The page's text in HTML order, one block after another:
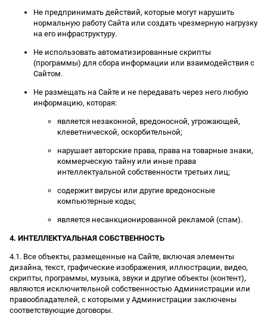
Не предпринимать действий, которые могут нарушить
нормальную работу Сайта или создать чрезмерную нагрузку
на его инфраструктуру.
Не использовать автоматизированные скрипты
(программы) для сбора информации или взаимодействия с
Сайтом.
Не размещать на Сайте и не передавать через него любую
информацию, которая:
является незаконной, вредоносной, угрожающей,
клеветнической, оскорбительной;
нарушает авторские права, права на товарные знаки,
коммерческую тайну или иные права
интеллектуальной собственности третьих лиц;
содержит вирусы или другие вредоносные
компьютерные коды;
является несанкционированной рекламой (спам).
4. ИНТЕЛЛЕКТУАЛЬНАЯ СОБСТВЕННОСТЬ
4.1. Все объекты, размещенные на Сайте, включая элементы
дизайна, текст, графические изображения, иллюстрации, видео,
скрипты, программы, музыка, звуки и другие объекты (контент),
являются исключительной собственностью Администрации или
правообладателей, с которыми у Администрации заключены
соответствующие договоры.